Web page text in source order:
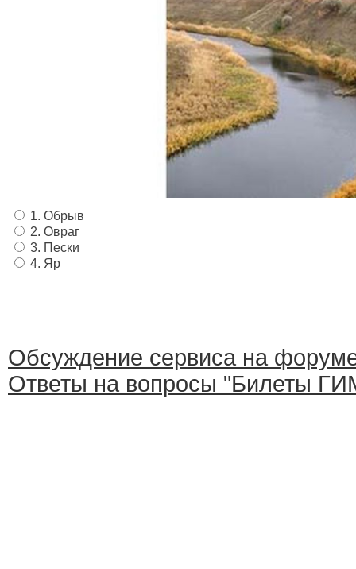
1. Обрыв
2. Овраг
3. Пески
4. Яр
Обсуждение сервиса на
Ответы на вопросы "Билеты